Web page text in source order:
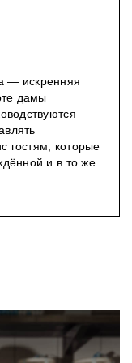
— искренняя
дамы
гостям, которые
и в то же